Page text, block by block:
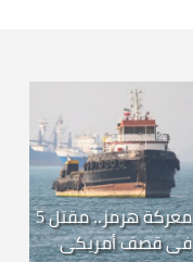
معركة هرمز.. مقتل 5
في قصف أمريكي